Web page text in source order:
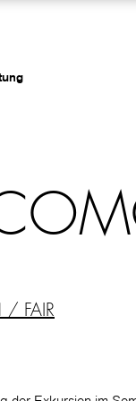
/ FAIR